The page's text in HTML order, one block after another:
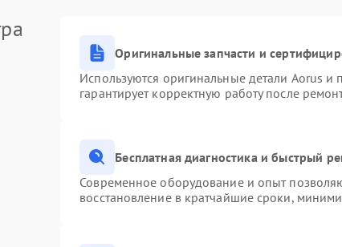
перенапряжения
Неисправность системы защиты от 60 мин 1 год
Неисправность системы защиты от 60 мин 1 год
Оригинальные запчасти и
Используются оригинальные детали Aorus
гарантирует корректную работу после
Бесплатная диагностика и быстрый
Современное оборудование и опыт
восстановление в кратчайшие сроки,